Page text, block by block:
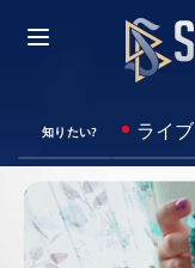
知りたい? ライブ